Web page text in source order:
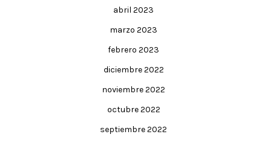
abril 2023
marzo 2023
febrero 2023
diciembre 2022
noviembre 2022
octubre 2022
septiembre 2022